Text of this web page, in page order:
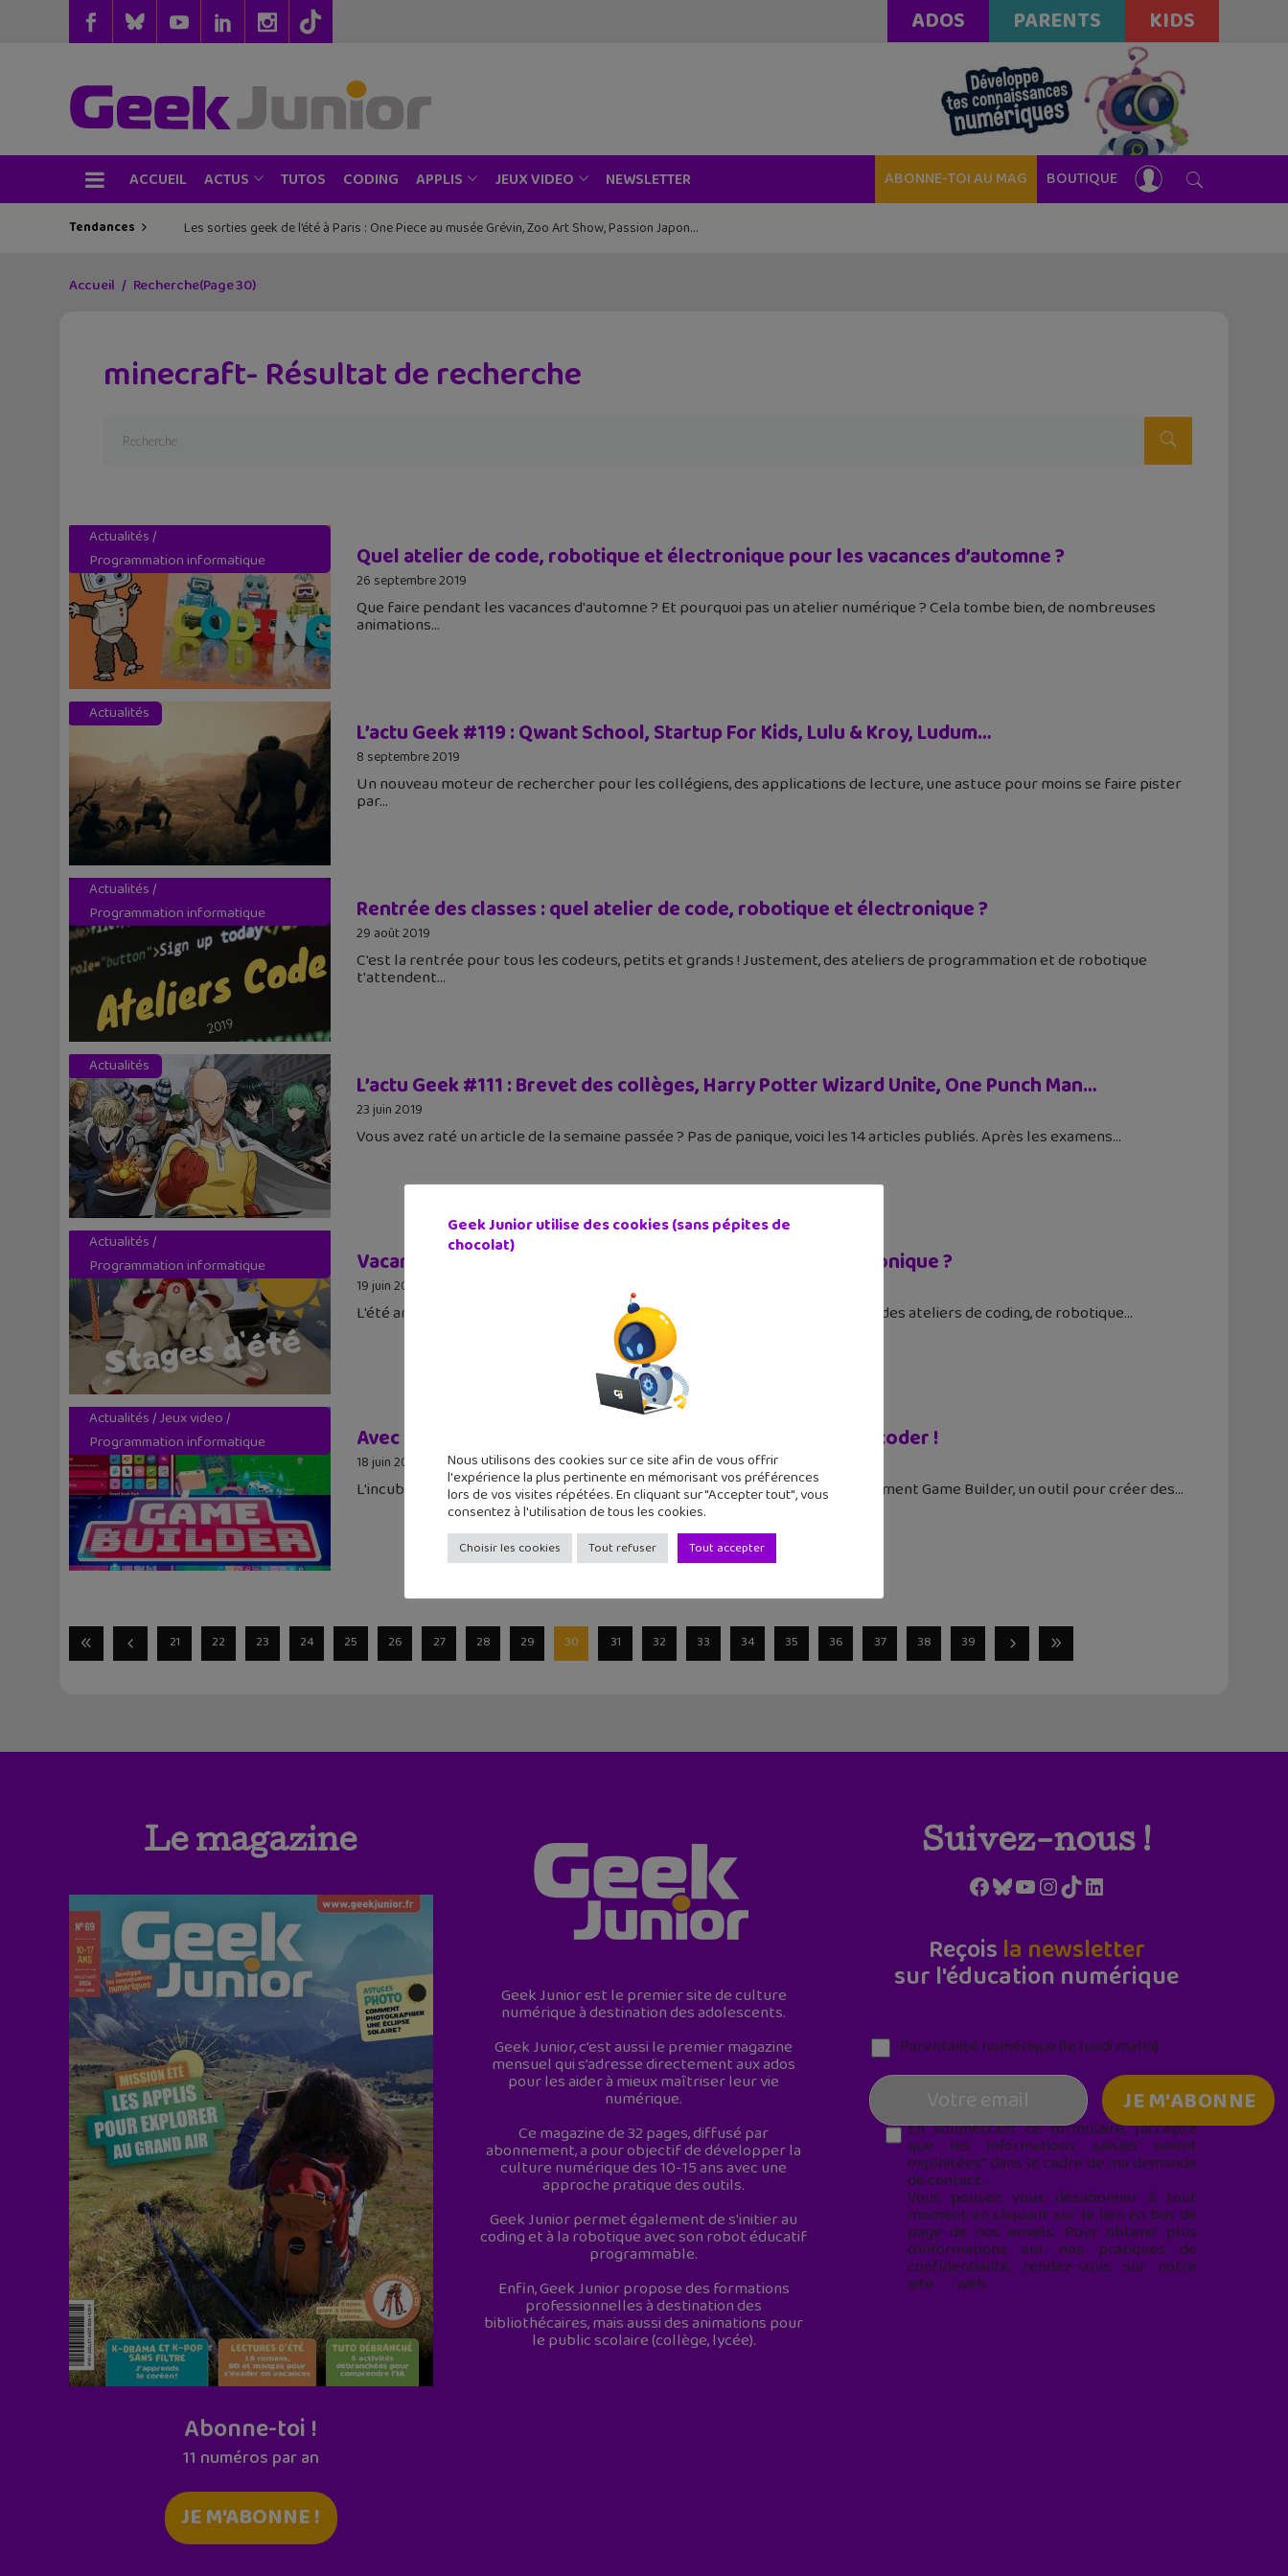
ADOS PARENTS KIDS
ACCUEIL ACTUS TUTOS CODING APPLIS JEUX VIDEO NEWSLETTER ABONNE-TOI AU MAG BOUTIQUE
Tendances Les sorties geek de l’été à Paris : One Piece au musée Grévin, Zoo Art Show, Passion Japon…
Accueil Recherche(Page 30)
minecraft- Résultat de recherche
Actualités/
Programmation informatique
Quel atelier de code, robotique et électronique pour les vacances d’automne ?
26 septembre 2019
Que faire pendant les vacances d'automne ? Et pourquoi pas un atelier numérique ? Cela tombe bien, de nombreuses
animations
Actualités
L’actu Geek #119 : Qwant School, Startup For Kids, Lulu & Kroy, Ludum…
8 septembre 2019
Un nouveau moteur de rechercher pour les collégiens, des applications de lecture, une astuce pour moins se faire pister
par
Actualités/
Programmation informatique
Rentrée des classes : quel atelier de code, robotique et électronique ?
29 août 2019
C'est la rentrée pour tous les codeurs, petits et grands ! Justement, des ateliers de programmation et de robotique
t'attendent
Actualités
L’actu Geek #111 : Brevet des collèges, Harry Potter Wizard Unite, One Punch Man…
23 juin 2019
Vous avez raté un article de la semaine passée ? Pas de panique, voici les 14 articles publiés. Après les examens
Actualités/
Programmation informatique
Vacances d’été : quels stages de code, robotique et électronique ?
19 juin 2019
L'été arrive enfin et les vacances aussi ! C'est le moment pour s'amuser dans des ateliers de coding, de robotique
Actualités/Jeux video/
Programmation informatique
Avec Game Builder, tu peux créer un jeu vidéo sans savoir coder !
18 juin 2019
L'incubateur de Google Area 120 vient de rendre disponible à tous et gratuitement Game Builder, un outil pour créer des
21 22 23 24 25 26 27 28 29 30 31 32 33 34 35 36 37 38 39
Le magazine
Abonne-toi !
11 numéros par an
JE M'ABONNE !
Geek Junior est le premier site de culture
numérique à destination des adolescents.
Geek Junior, c’est aussi le premier magazine
mensuel qui s’adresse directement aux ados
pour les aider à mieux maîtriser leur vie
numérique.
Ce magazine de 32 pages, diffusé par
abonnement, a pour objectif de développer la
culture numérique des 10-15 ans avec une
approche pratique des outils.
Geek Junior permet également de s'initier au
coding et à la robotique avec son robot éducatif
programmable.
Enfin, Geek Junior propose des formations
professionnelles à destination des
bibliothécaires, mais aussi des animations pour
le public scolaire (collège, lycée).
Suivez-nous !
Facebook
Bluesky
YouTube
Instagram
TikTokLinkedIn
Reçois la newsletter
sur l'éducation numérique
Parentalité numérique (le lundi matin)
En soumettant ce formulaire, j’accepte
que les informations saisies soient
exploitées* dans le cadre de ma demande
de contact.
Vous pouvez vous désabonner à tout
moment en cliquant sur le lien en bas de
page de nos emails. Pour obtenir plus
d'informations sur nos pratiques de
confidentialité, rendez-vous sur notre
site web
Geek Junior utilise des cookies (sans pépites de
chocolat)
Nous utilisons des cookies sur ce site afin de vous offrir
l'expérience la plus pertinente en mémorisant vos préférences
lors de vos visites répétées. En cliquant sur "Accepter tout", vous
consentez à l'utilisation de tous les cookies.
Choisir les cookies Tout refuser Tout accepter